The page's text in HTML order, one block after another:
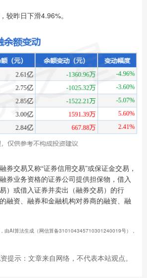
较昨日下滑4.96%。
券交易又称“证券信用交易”或保证金交易，
券业务资格的证券公司提供担保物，借入
）或借入证券并卖出（融券交易）的行
融资、融券和金融机构对券商的融资、融
由AI算法生成（网信算备310104345710301240019号），
提示：文章来自网络，不代表本站观点。